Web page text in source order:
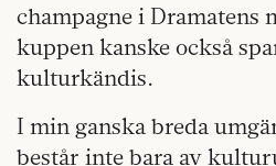
champagne i Dramatens
kuppen kanske också
kulturkändis.
I min ganska breda
består inte bara av